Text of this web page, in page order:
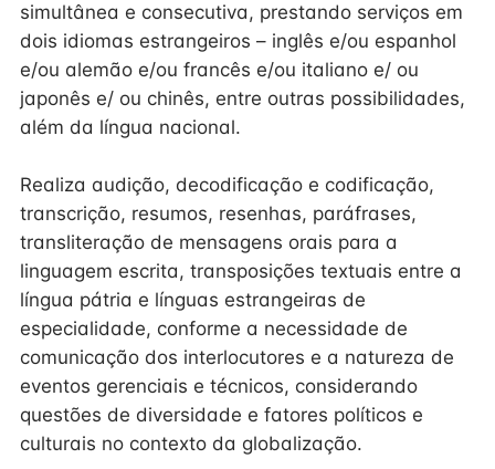
simultânea e consecutiva, prestando serviços em
dois idiomas estrangeiros – inglês e/ou espanhol
e/ou alemão e/ou francês e/ou italiano e/ ou
japonês e/ ou chinês, entre outras possibilidades,
além da língua nacional.
Realiza audição, decodificação e codificação,
transcrição, resumos, resenhas, paráfrases,
transliteração de mensagens orais para a
linguagem escrita, transposições textuais entre a
língua pátria e línguas estrangeiras de
especialidade, conforme a necessidade de
comunicação dos interlocutores e a natureza de
eventos gerenciais e técnicos, considerando
questões de diversidade e fatores políticos e
culturais no contexto da globalização.